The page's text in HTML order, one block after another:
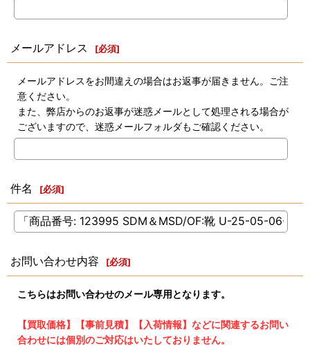
メールアドレス [必須]
メールアドレスをお間違えの場合はお返事が届きません。ご注
意ください。
また、弊店からのお返事が迷惑メールとして処理される場合が
ございますので、迷惑メールフォルダもご確認ください。
件名 [必須]
お問い合わせ内容 [必須]
こちらはお問い合わせのメール専用となります。
【買取価格】【事前見積】【入荷情報】などに関連するお問い
合わせには個別のご対応はいたしておりません。